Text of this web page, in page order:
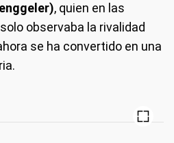
, quien en las
observaba la rivalidad
se ha convertido en una